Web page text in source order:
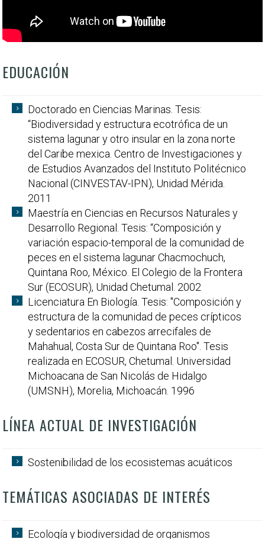
EDUCACIÓN
Doctorado en Ciencias Marinas. Tesis:
“Biodiversidad y estructura ecotrófica de un
sistema lagunar y otro insular en la zona norte
del Caribe mexica. Centro de Investigaciones y
de Estudios Avanzados del Instituto Politécnico
Nacional (CINVESTAV-IPN), Unidad Mérida.
2011
Maestría en Ciencias en Recursos Naturales y
Desarrollo Regional. Tesis: “Composición y
variación espacio-temporal de la comunidad de
peces en el sistema lagunar Chacmochuch,
Quintana Roo, México. El Colegio de la Frontera
Sur (ECOSUR), Unidad Chetumal. 2002
Licenciatura En Biología. Tesis: "Composición y
estructura de la comunidad de peces crípticos
y sedentarios en cabezos arrecifales de
Mahahual, Costa Sur de Quintana Roo". Tesis
realizada en ECOSUR, Chetumal. Universidad
Michoacana de San Nicolás de Hidalgo
(UMSNH), Morelia, Michoacán. 1996
LÍNEA ACTUAL DE INVESTIGACIÓN
Sostenibilidad de los ecosistemas acuáticos
TEMÁTICAS ASOCIADAS DE INTERÉS
Ecología y biodiversidad de organismos